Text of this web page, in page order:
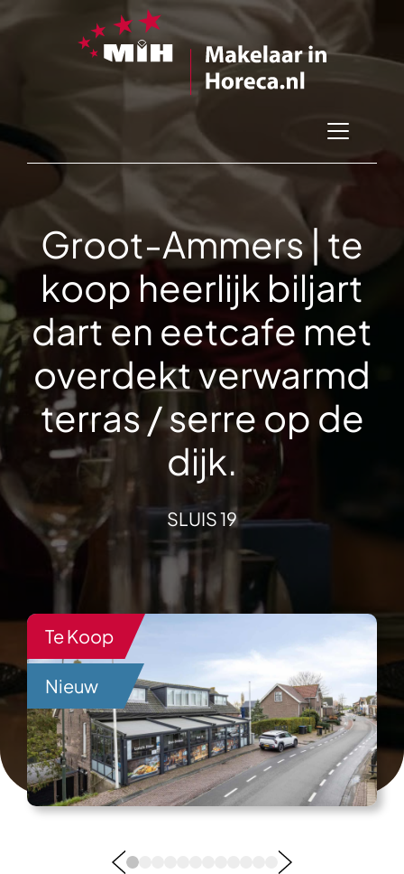
Groot-Ammers | te
koop heerlijk biljart
dart en eetcafe met
overdekt verwarmd
terras / serre op de
dijk.
SLUIS 19
Te Koop
Nieuw